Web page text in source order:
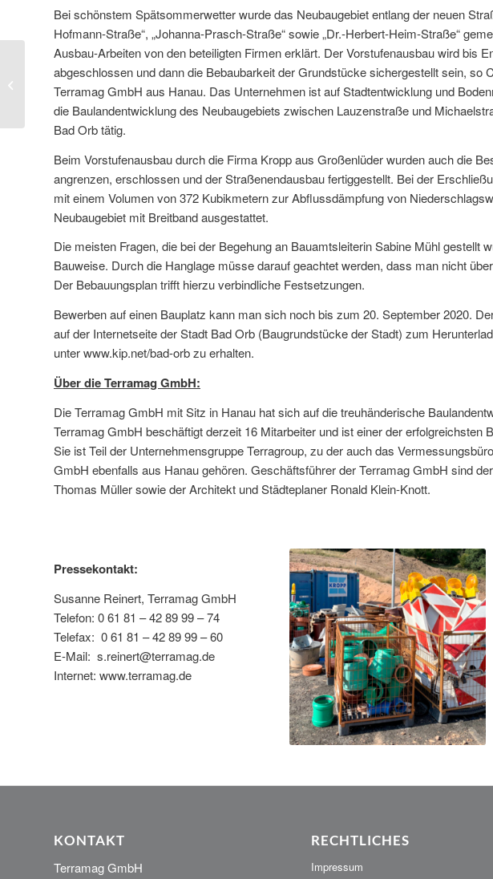
Bei schönstem Spätsommerwetter wurde das Neubaugebiet entlang der neuen
Hofmann-Straße“, „Johanna-Prasch-Straße“ sowie „Dr.-Herbert-Heim-Straße“
Ausbau-Arbeiten von den beteiligten Firmen erklärt. Der Vorstufenausbau wird bis
abgeschlossen und dann die Bebaubarkeit der Grundstücke sichergestellt sein, so
Terramag GmbH aus Hanau. Das Unternehmen ist auf Stadtentwicklung und
die Baulandentwicklung des Neubaugebiets zwischen Lauzenstraße und
Bad Orb tätig.
Beim Vorstufenausbau durch die Firma Kropp aus Großenlüder wurden auch die
angrenzen, erschlossen und der Straßenendausbau fertiggestellt. Bei der
mit einem Volumen von 372 Kubikmetern zur Abflussdämpfung von
Neubaugebiet mit Breitband ausgestattet.
Die meisten Fragen, die bei der Begehung an Bauamtsleiterin Sabine Mühl gestellt
Bauweise. Durch die Hanglage müsse darauf geachtet werden, dass man nicht
Der Bebauungsplan trifft hierzu verbindliche Festsetzungen.
Bewerben auf einen Bauplatz kann man sich noch bis zum 20. September 2020.
auf der Internetseite der Stadt Bad Orb (Baugrundstücke der Stadt) zum
unterwww.kip.net/bad-orbzu erhalten.
Über die Terramag GmbH:
Die Terramag GmbH mit Sitz in Hanau hat sich auf die treuhänderische
Terramag GmbH beschäftigt derzeit 16 Mitarbeiter und ist einer der erfolgreichsten
Sie ist Teil der Unternehmensgruppe Terragroup, zu der auch das
GmbH ebenfalls aus Hanau gehören. Geschäftsführer der Terramag GmbH sind
Thomas Müller sowie der Architekt und Städteplaner Ronald Klein-Knott.
Pressekontakt:
Susanne Reinert, Terramag GmbH
Telefon: 0 61 81 – 42 89 99 – 74
Telefax: 0 61 81 – 42 89 99 – 60
E-Mail: s.reinert@terramag.de
Internet: www.terramag.de
KONTAKT
Terramag GmbH
RECHTLICHES
Impressum
Gewerbegebiet „Im Gründchen“ in
Steinbach schreitet voran